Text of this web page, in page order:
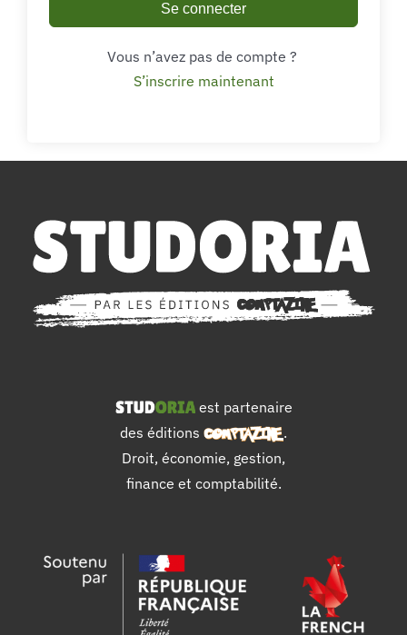
Se connecter
Vous n’avez pas de compte ?
S’inscrire maintenant
est partenaire
des éditions
.
Droit, économie, gestion,
finance et comptabilité.